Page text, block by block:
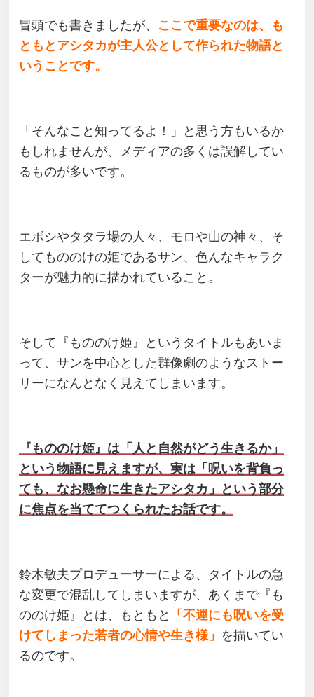
冒頭でも書きましたが、 ここで重要なのは、も
ともとアシタカが主人公として作られた物語と
いうことです。
「そんなこと知ってるよ！」と思う方もいるか
もしれませんが、メディアの多くは誤解してい
るものが多いです。
エボシやタタラ場の人々、モロや山の神々、そ
してもののけの姫であるサン、色んなキャラク
ターが魅力的に描かれていること。
そして『もののけ姫』というタイトルもあいま
って、サンを中心とした群像劇のようなストー
リーになんとなく見えてしまいます。
『もののけ姫』は「人と自然がどう生きるか」
という物語に見えますが、実は「呪いを背負っ
ても、なお懸命に生きたアシタカ」という部分
に焦点を当ててつくられたお話です。
鈴木敏夫プロデューサーによる、タイトルの急
な変更で混乱してしまいますが、あくまで『も
ののけ姫』とは、もともと
「不運にも呪いを受
けてしまった若者の心情や生き様」 を描いてい
るのです。